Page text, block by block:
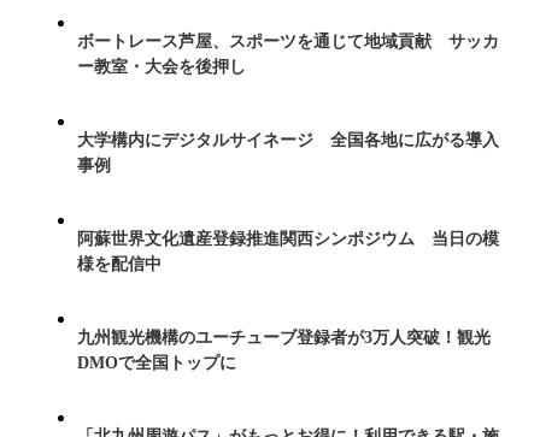
ボートレース芦屋、スポーツを通じて地域貢献 サッカ
ー教室・大会を後押し
大学構内にデジタルサイネージ 全国各地に広がる導入
事例
阿蘇世界文化遺産登録推進関西シンポジウム 当日の模
様を配信中
九州観光機構のユーチューブ登録者が3万人突破！観光
DMOで全国トップに